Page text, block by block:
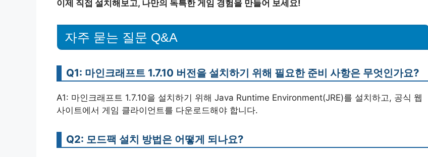
이제 직접 설치해보고, 나만의 독특한 게임 경험을 만들어 보세요!
자주 묻는 질문 Q&A
Q1: 마인크래프트 1.7.10 버전을 설치하기 위해 필요한 준비 사항은 무엇인가요?
A1: 마인크래프트 1.7.10을 설치하기 위해 Java Runtime Environment(JRE)를 설치하고, 공식 웹
사이트에서 게임 클라이언트를 다운로드해야 합니다.
Q2: 모드팩 설치 방법은 어떻게 되나요?